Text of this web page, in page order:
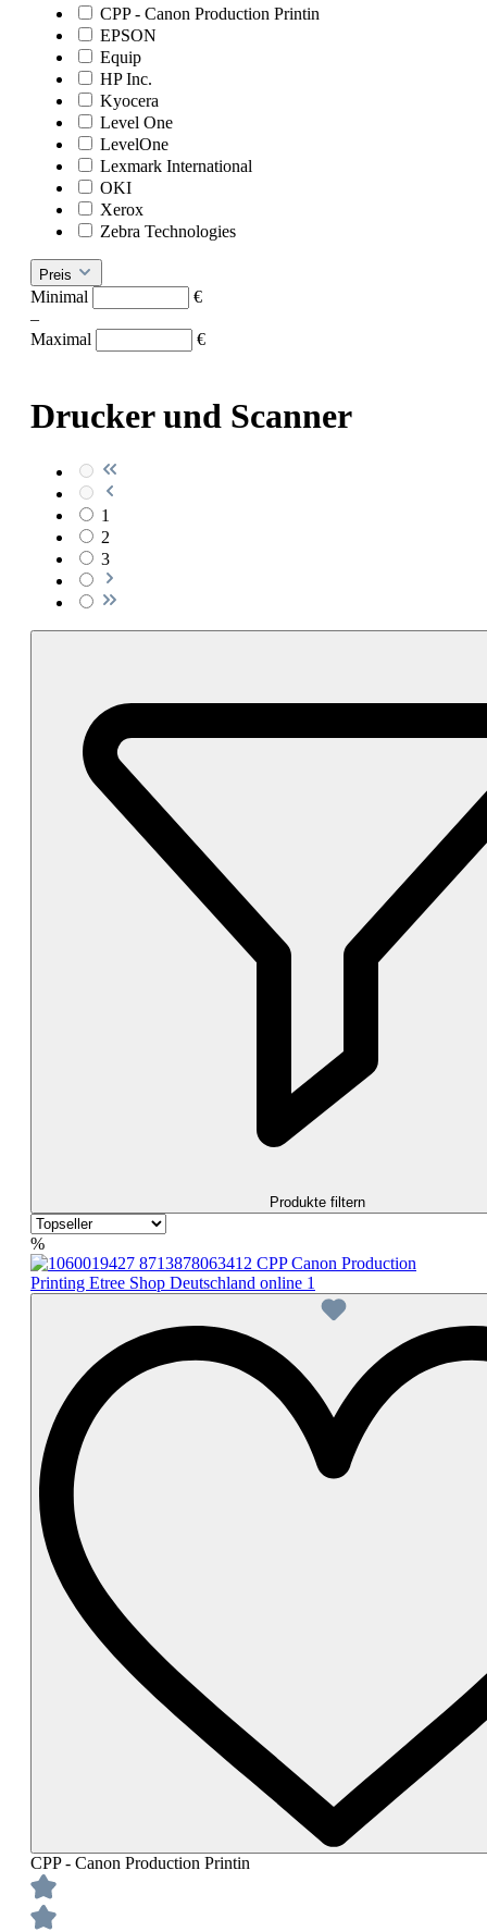
CPP - Canon Production Printin
EPSON
Equip
HP Inc.
Kyocera
Level One
LevelOne
Lexmark International
OKI
Xerox
Zebra Technologies
Preis
Minimal
€
–
Maximal
€
Drucker und Scanner
1
2
3
Produkte filtern
%
CPP - Canon Production Printin